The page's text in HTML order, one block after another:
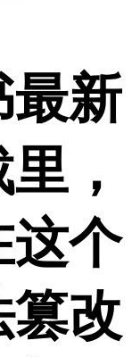
最新
，
这个
篡改